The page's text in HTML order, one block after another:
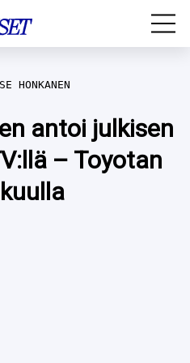
HONKANEN
antoi julkisen
– Toyotan